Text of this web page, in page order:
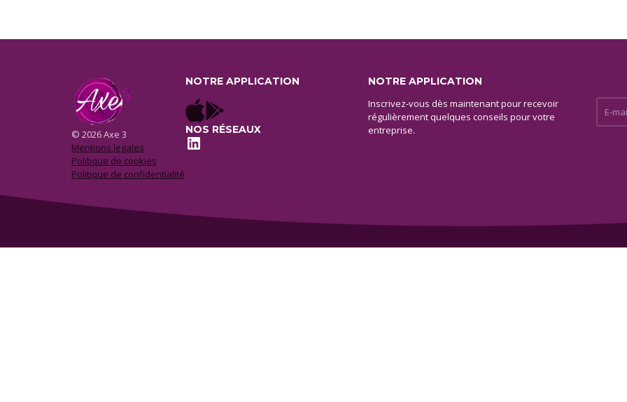
© 2026 Axe 3
Mentions legales
Politique de cookies
Politique de confidentialité
NOTRE APPLICATION
NOS RÉSEAUX
LinkedIn
NOTRE APPLICATION
Inscrivez-vous dès maintenant pour recevoir
régulièrement quelques conseils pour votre
entreprise.